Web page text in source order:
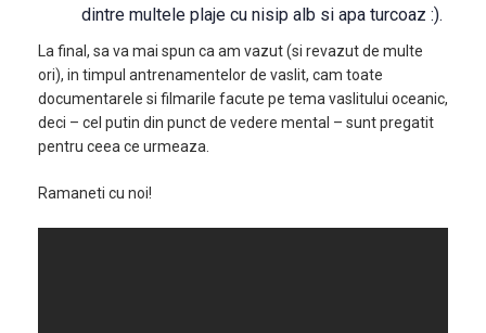
dintre multele plaje cu nisip alb si apa turcoaz :).
La final, sa va mai spun ca am vazut (si revazut de multe
ori), in timpul antrenamentelor de vaslit, cam toate
documentarele si filmarile facute pe tema vaslitului oceanic,
deci – cel putin din punct de vedere mental – sunt pregatit
pentru ceea ce urmeaza.
Ramaneti cu noi!